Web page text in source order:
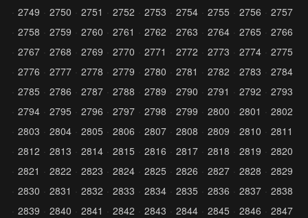
2749
2750 2751 2752 2753 2754 2755 2756
2757
2758
2759 2760 2761 2762 2763 2764 2765
2766
2767
2768 2769 2770 2771 2772 2773 2774
2775
2776
2777 2778 2779 2780 2781 2782 2783
2784
2785
2786 2787 2788 2789 2790 2791 2792
2793
2794
2795 2796 2797 2798 2799 2800 2801
2802
2803
2804 2805 2806 2807 2808 2809 2810
2811
2812
2813 2814 2815 2816 2817 2818 2819
2820
2821
2822 2823 2824 2825 2826 2827 2828
2829
2830
2831 2832 2833 2834 2835 2836 2837
2838
2839
2840 2841 2842 2843 2844 2845 2846
2847